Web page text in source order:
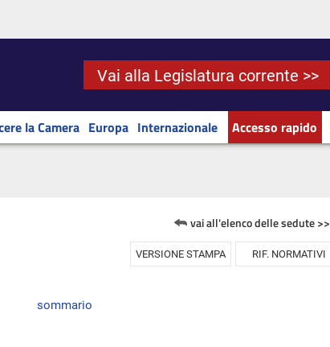
Vai alla Legislatura corrente >>
la Camera Europa Internazionale Accesso rapido
vai all'elenco delle sedute >>
VERSIONE STAMPA RIF. NORMATIVI
sommario